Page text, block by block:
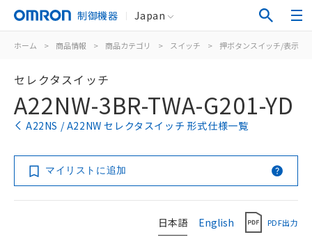
制御機器 Japan
ホーム > 商品情報 > 商品カテゴリ > スイッチ > 押ボタンスイッチ/表示灯
セレクタスイッチ
A22NW-3BR-TWA-G201-YD
A22NS / A22NW セレクタスイッチ 形式仕様一覧
マイリストに追加
日本語 English PDF出力